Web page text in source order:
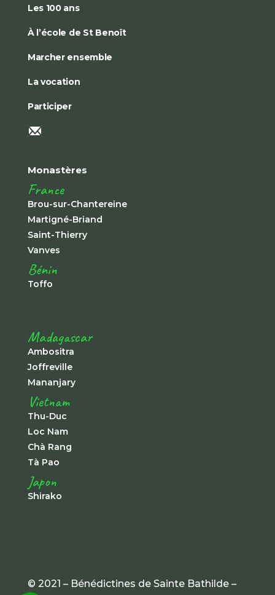
Les 100 ans
À l’école de St Benoît
Marcher ensemble
La vocation
Participer
Monastères
France
Brou-sur-Chantereine
Martigné-Briand
Saint-Thierry
Vanves
Bénin
Toffo
Madagascar
Ambositra
Joffreville
Mananjary
Vietnam
Thu-Duc
Loc Nam
Chà Rang
Tà Pao
Japon
Shirako
© 2021 – Bénédictines de Sainte Bathilde –